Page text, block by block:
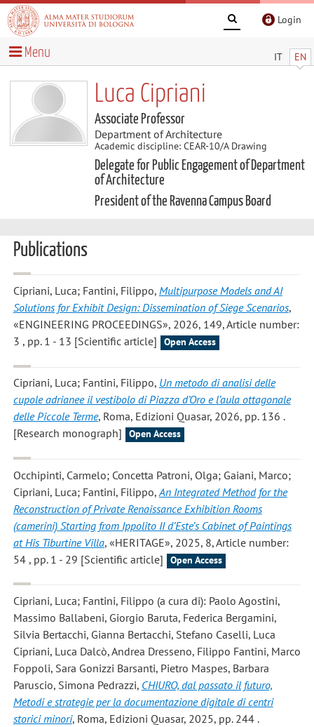
Login
IT EN
Menu
Luca Cipriani
Associate Professor
Department of Architecture
Academic discipline: CEAR-10/A Drawing
Delegate for Public Engagement of Department
of Architecture
President of the Ravenna Campus Board
Publications
Cipriani, Luca; Fantini, Filippo, Multipurpose Models and AI
Solutions for Exhibit Design: Dissemination of Siege Scenarios,
«ENGINEERING PROCEEDINGS», 2026, 149, Article number:
3 , pp. 1 - 13 [Scientific article]
Open Access
Cipriani, Luca; Fantini, Filippo, Un metodo di analisi delle
cupole adrianee il vestibolo di Piazza d’Oro e l’aula ottagonale
delle Piccole Terme, Roma, Edizioni Quasar, 2026, pp. 136 .
[Research monograph]
Open Access
Occhipinti, Carmelo; Concetta Patroni, Olga; Gaiani, Marco;
Cipriani, Luca; Fantini, Filippo, An Integrated Method for the
Reconstruction of Private Renaissance Exhibition Rooms
(camerini) Starting from Ippolito II d’Este’s Cabinet of Paintings
at His Tiburtine Villa, «HERITAGE», 2025, 8, Article number:
54 , pp. 1 - 29 [Scientific article]
Open Access
Cipriani, Luca; Fantini, Filippo (a cura di): Paolo Agostini,
Massimo Ballabeni, Giorgio Baruta, Federica Bergamini,
Silvia Bertacchi, Gianna Bertacchi, Stefano Caselli, Luca
Cipriani, Luca Dalcò, Andrea Dresseno, Filippo Fantini, Marco
Foppoli, Sara Gonizzi Barsanti, Pietro Maspes, Barbara
Paruscio, Simona Pedrazzi, CHIURO, dal passato il futuro,
Metodi e strategie per la documentazione digitale di centri
storici minori, Roma, Edizioni Quasar, 2025, pp. 244 .